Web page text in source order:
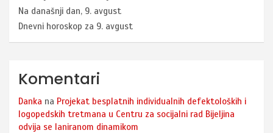
Na današnji dan, 9. avgust
Dnevni horoskop za 9. avgust
Komentari
Danka na Projekat besplatnih individualnih defektoloških i
logopedskih tretmana u Centru za socijalni rad Bijeljina
odvija se laniranom dinamikom